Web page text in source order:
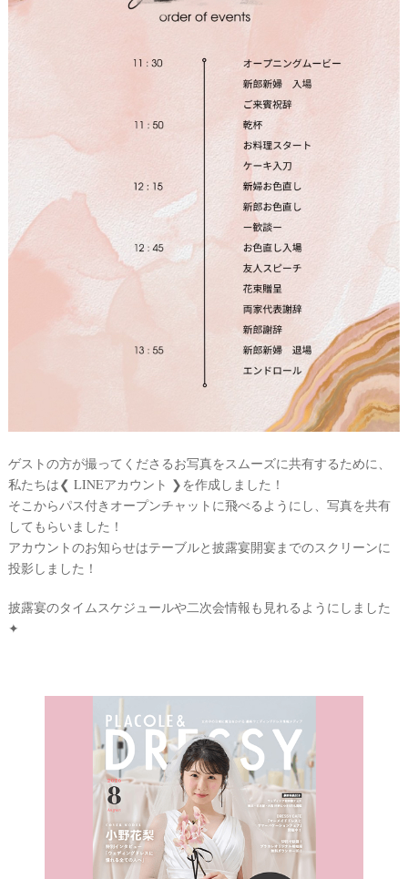
ゲストの方が撮ってくださるお写真をスムーズに共有するために、
私たちは❮ LINEアカウント ❯‎を作成しました！
そこからパス付きオープンチャットに飛べるようにし、写真を共有
してもらいました！
アカウントのお知らせはテーブルと披露宴開宴までのスクリーンに
投影しました！
披露宴のタイムスケジュールや二次会情報も見れるようにしました
✦